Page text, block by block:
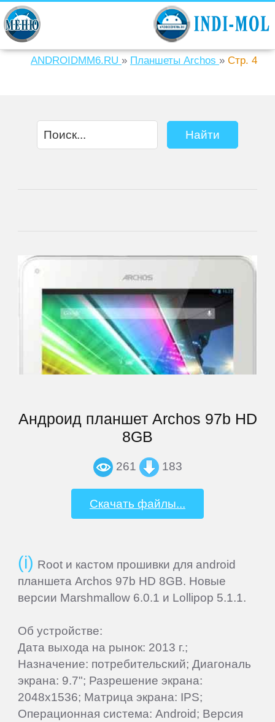
ANDROIDMM6.RU » Планшеты Archos » Стр. 4
Андроид планшет Archos 97b HD
8GB
261 183
Скачать файлы...
Root и кастом прошивки для android
планшета Archos 97b HD 8GB. Новые
версии Marshmallow 6.0.1 и Lollipop 5.1.1.
Об устройстве:
Дата выхода на рынок: 2013 г.;
Назначение: потребительский; Диагональ
экрана: 9.7"; Разрешение экрана:
2048x1536; Матрица экрана: IPS;
Операционная система: Android; Версия